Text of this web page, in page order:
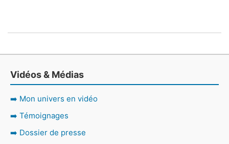
Vidéos & Médias
➡️ Mon univers en vidéo
➡️ Témoignages
➡️ Dossier de presse